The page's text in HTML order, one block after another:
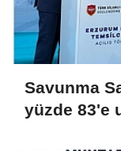
Savunma
yüzde 83'e